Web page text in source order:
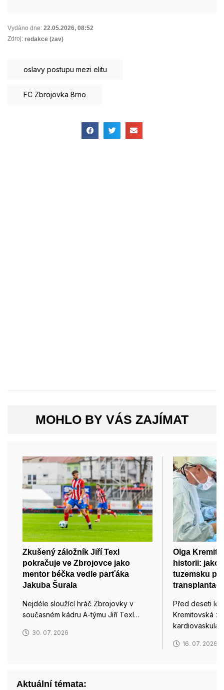
Vydáno dne: 22.05.2026, 08:52
Zdroj: redakce (zav)
oslavy postupu mezi elitu
FC Zbrojovka Brno
MOHLO BY VÁS ZAJÍMAT
Zkušený záložník Jiří Texl
pokračuje ve Zbrojovce jako
mentor béčka vedle parťáka
Jakuba Šurala
Nejdéle sloužící hráč Zbrojovky v
současném kádru A-týmu Jiří Texl…
30. 07. 2026
Olga
historii: jako
tuzemsku
Před deseti
Kremitovská z
16. 07. 2026
Aktuální témata: